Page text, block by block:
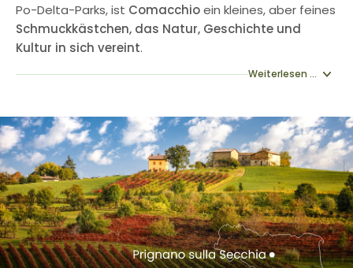
Po-Delta-Parks, ist Comacchioein kleines, aber feines
Schmuckkästchen, das Natur, Geschichte und
Kultur in sich vereint.
Weiterlesen ...